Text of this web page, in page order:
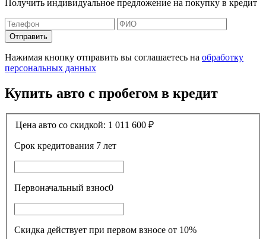
Получить индивидуальное предложение на покупку в кредит
Отправить
Нажимая кнопку отправить вы соглашаетесь на обработку
персональных данных
Купить авто с пробегом в кредит
Цена авто со скидкой: 1 011 600 ₽
Срок кредитования 7 лет
Первоначальный взнос0
Скидка действует при первом взносе от 10%